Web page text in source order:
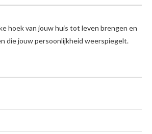
hoek van jouw huis tot leven brengen en
die jouw persoonlijkheid weerspiegelt.